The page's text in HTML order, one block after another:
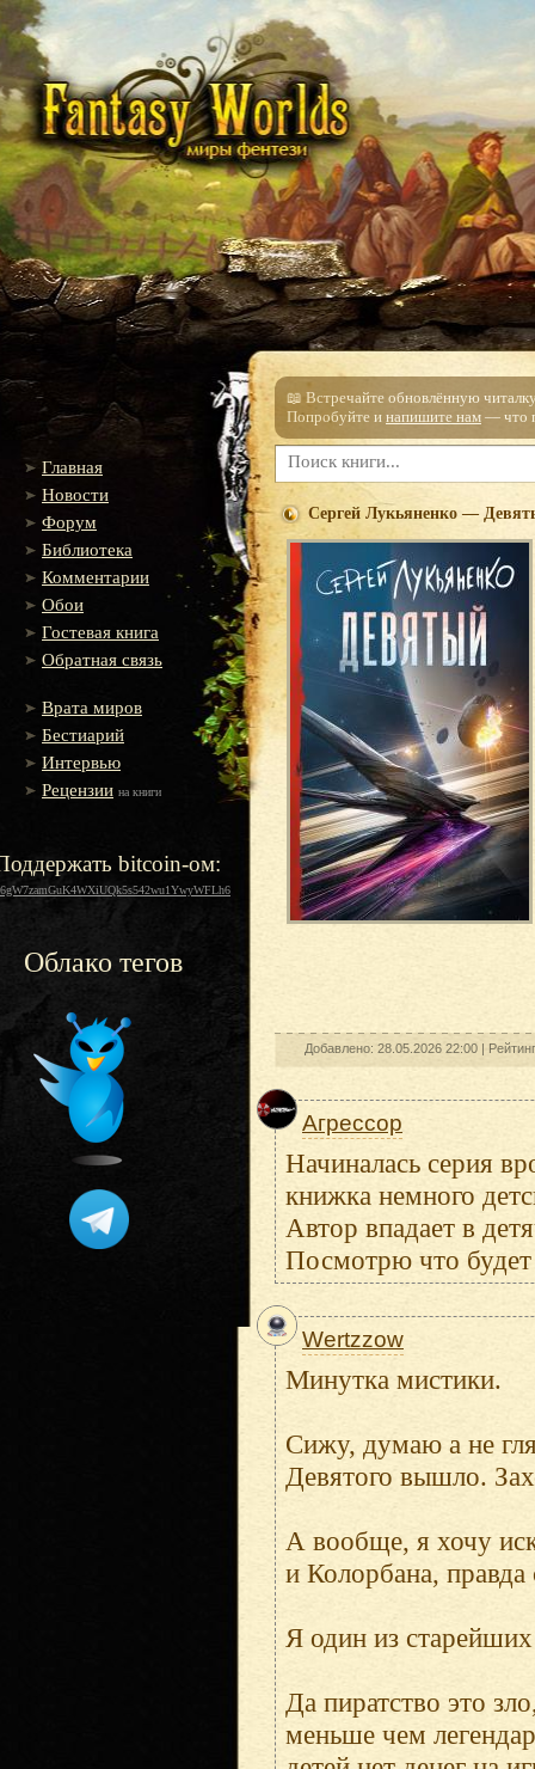
Главная
Новости
Форум
Библиотека
Комментарии
Обои
Гостевая книга
Обратная связь
Врата миров
Бестиарий
Интервью
Рецензии на книги
bitcoin-ом:
Облако тегов
📖 Встречайте обновлённую
Попробуйте и напишите нам — что
Сергей Лукьяненко —
Добавлено: 28.05.2026 22:00 |
Агрессор
Начиналась серия
книжка немного
Автор впадает в
Посмотрю что
Wertzzow
Минутка мистики.
Сижу, думаю а не
Девятого вышло.
А вообще, я хочу
и Колорбана,
Я один из
Да пиратство это
меньше чем